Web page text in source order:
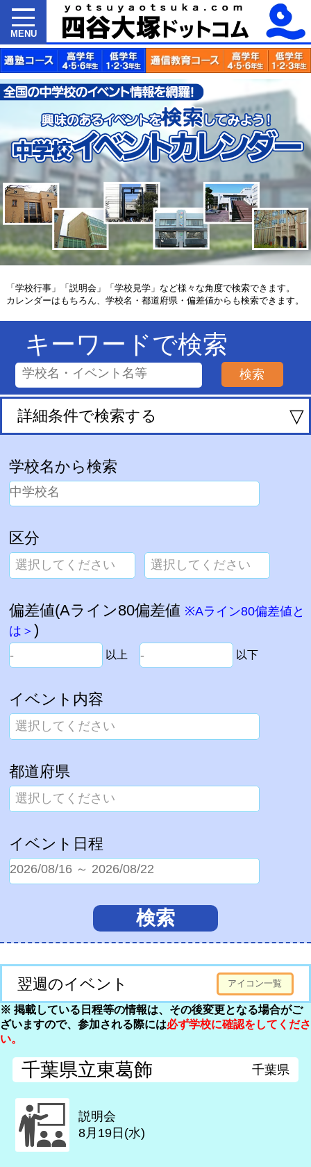
MENU
「学校行事」「説明会」「学校見学」など様々な角度で検索できます。
カレンダーはもちろん、学校名・都道府県・偏差値からも検索できます。
キーワードで検索
詳細条件で検索する ▽
学校名から検索
区分
選択してください 選択してください
偏差値(Aライン80偏差値 ※Aライン80偏差値と
は＞ )
以上 以下
イベント内容
選択してください
都道府県
選択してください
イベント日程
翌週のイベント アイコン一覧
※ 掲載している日程等の情報は、その後変更となる場合がご
ざいますので、参加される際には必ず学校に確認をしてくださ
い。
千葉県立東葛飾 千葉県
説明会
8月19日(水)